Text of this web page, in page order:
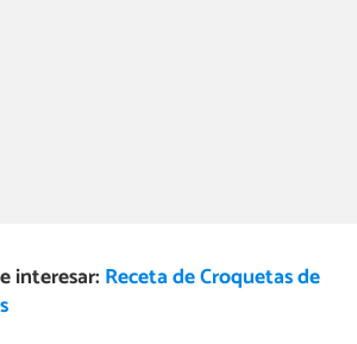
interesar: Receta de Croquetas de